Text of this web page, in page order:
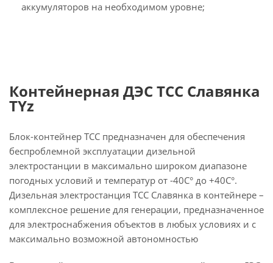
аккумуляторов на необходимом уровне;
Контейнерная ДЭС ТСС Славянка
TYz
Блок-контейнер ТСС предназначен для обеспечения
беспроблемной эксплуатации дизельной
электростанции в максимально широком диапазоне
погодных условий и температур от -40С° до +40С°.
Дизельная электростанция ТСС Славянка в контейнере –
комплексное решение для генерации, предназначенное
для электроснабжения объектов в любых условиях и с
максимально возможной автономностью